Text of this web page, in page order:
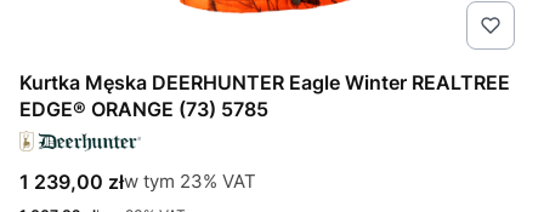
Kurtka Męska DEERHUNTER Eagle Winter REALTREE
EDGE® ORANGE (73) 5785
Cena brutto
1 239,00 złw tym %s VAT
w tym 23% VAT